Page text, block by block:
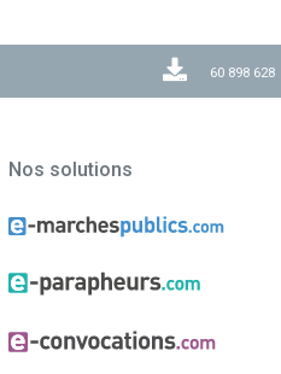
60 898 628
Nos solutions